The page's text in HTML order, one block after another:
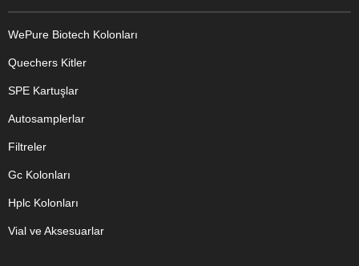
WePure Biotech Kolonları
Quechers Kitler
SPE Kartuşlar
Autosamplerlar
Filtreler
Gc Kolonları
Hplc Kolonları
Vial ve Aksesuarlar